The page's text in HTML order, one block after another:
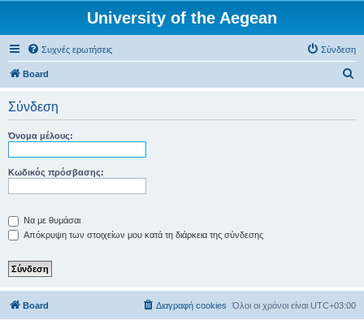
University of the Aegean
Συχνές ερωτήσεις Σύνδεση
Board
Σύνδεση
Όνομα μέλους:
Κωδικός πρόσβασης:
Να με θυμάσαι
Απόκρυψη των στοιχείων μου κατά τη διάρκεια της σύνδεσης
Board Όλοι οι χρόνοι είναι UTC+03:00
Διαγραφή cookies